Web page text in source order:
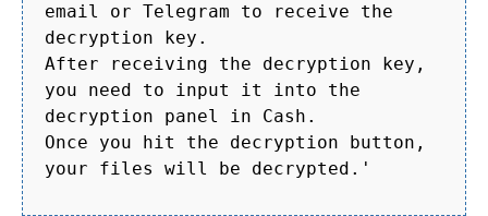
email or Telegram to receive the
decryption key.
After receiving the decryption key,
you need to input it into the
decryption panel in Cash.
Once you hit the decryption button,
your files will be decrypted.'